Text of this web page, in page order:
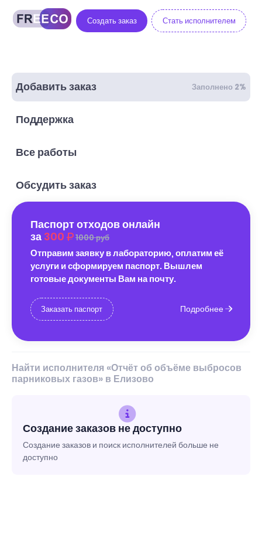
Создать заказ Стать исполнителем
Добавить заказ Заполнено 2%
Поддержка
Все работы
Обсудить заказ
Паспорт отходов онлайн
за 300 1000 руб
Отправим заявку в лабораторию, оплатим её
услуги и сформируем паспорт. Вышлем
готовые документы Вам на почту.
Заказать паспорт Подробнее
Найти исполнителя «Отчёт об объёме выбросов
парниковых газов» в Елизово
Создание заказов не доступно
Создание заказов и поиск исполнителей больше не
доступно